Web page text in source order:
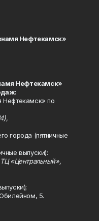
Нефтекамск»
Нефтекамск»
Нефтекамск» по
города (пятничные
выпуски):
«Центральный»,
5.